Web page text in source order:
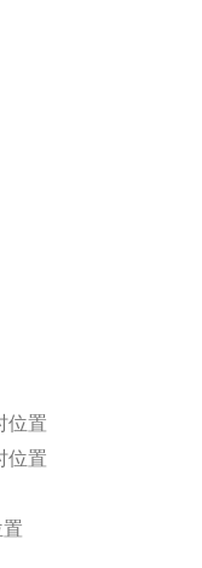
位置
位置